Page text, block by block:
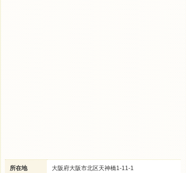
所在地
大阪府大阪市北区天神橋1-11-1